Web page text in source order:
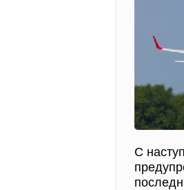
С